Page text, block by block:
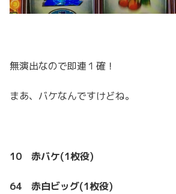
無演出なので即連１確！
まあ、バケなんですけどね。
10 赤バケ(1枚役)
64 赤白ビッグ(1枚役)